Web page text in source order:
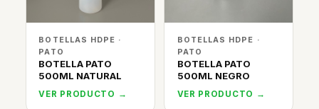
BOTELLAS HDPE ·
PATO
BOTELLA PATO
500ML NATURAL
VER PRODUCTO →
BOTELLAS HDPE ·
PATO
BOTELLA PATO
500ML NEGRO
VER PRODUCTO →